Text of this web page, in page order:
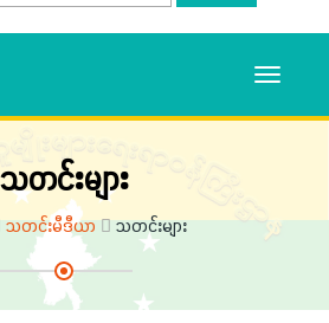
Toggle
သတင်းများ
သတင်းမီဒီယာ သတင်းများ